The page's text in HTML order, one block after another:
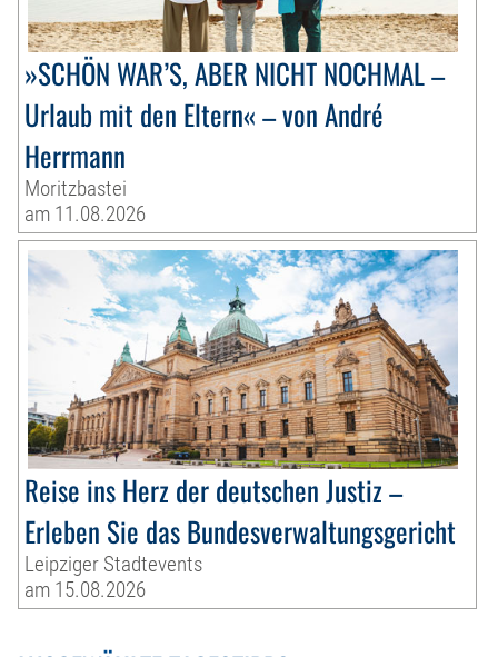
»SCHÖN WAR’S, ABER NICHT NOCHMAL –
Urlaub mit den Eltern« – von André
Herrmann
Moritzbastei
am 11.08.2026
Reise ins Herz der deutschen Justiz –
Erleben Sie das Bundesverwaltungsgericht
Leipziger Stadtevents
am 15.08.2026